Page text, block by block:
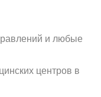
и любые
центров в